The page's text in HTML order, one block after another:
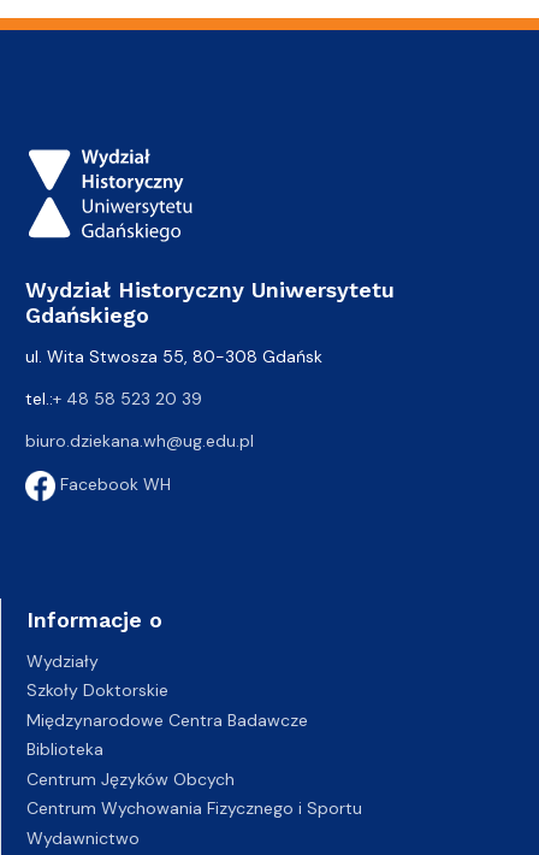
Wydział Historyczny Uniwersytetu
Gdańskiego
ul. Wita Stwosza 55, 80-308 Gdańsk
tel.:+ 48 58 523 20 39
biuro.dziekana.wh@ug.edu.pl
Facebook WH
Informacje o
Wydziały
Szkoły Doktorskie
Międzynarodowe Centra Badawcze
Biblioteka
Centrum Języków Obcych
Centrum Wychowania Fizycznego i Sportu
Wydawnictwo